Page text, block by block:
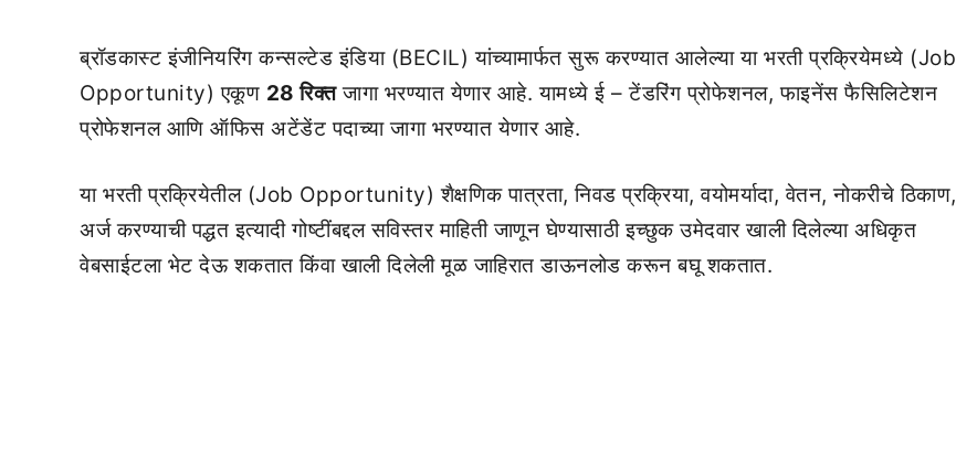
ब्रॉडकास्ट इंजीनियरिंग कन्सल्टेड इंडिया (BECIL) यांच्यामार्फत सुरू करण्यात आलेल्या या भरती प्रक्रियेमध्ये (Job
Opportunity) एकूण 28 रिक्तजागा भरण्यात येणार आहे. यामध्ये ई – टेंडरिंग प्रोफेशनल, फाइनेंस फैसिलिटेशन
प्रोफेशनल आणि ऑफिस अटेंडेंट पदाच्या जागा भरण्यात येणार आहे.
या भरती प्रक्रियेतील (Job Opportunity) शैक्षणिक पात्रता, निवड प्रक्रिया, वयोमर्यादा, वेतन, नोकरीचे ठिकाण,
अर्ज करण्याची पद्धत इत्यादी गोष्टींबद्दल सविस्तर माहिती जाणून घेण्यासाठी इच्छुक उमेदवार खाली दिलेल्या अधिकृत
वेबसाईटला भेट देऊ शकतात किंवा खाली दिलेली मूळ जाहिरात डाऊनलोड करून बघू शकतात.